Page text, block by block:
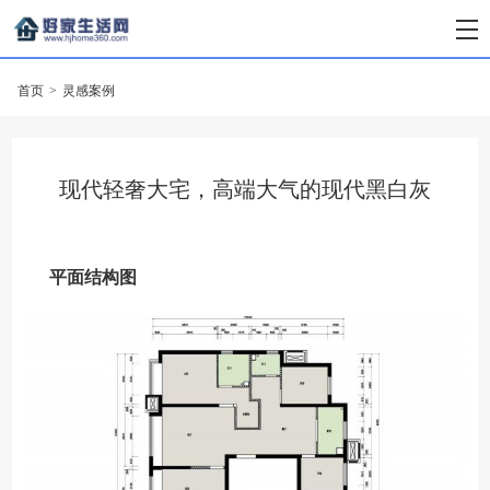
首页 > 灵感案例
现代轻奢大宅，高端大气的现代黑白灰
平面结构图